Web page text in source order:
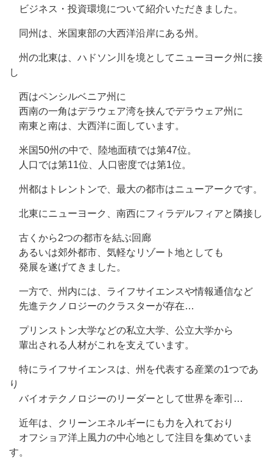
ビジネス・投資環境について紹介いただきました。
同州は、米国東部の大西洋沿岸にある州。
州の北東は、ハドソン川を境としてニューヨーク州に接
し
西はペンシルベニア州に
西南の一角はデラウェア湾を挟んでデラウェア州に
南東と南は、大西洋に面しています。
米国50州の中で、陸地面積では第47位。
人口では第11位、人口密度では第1位。
州都はトレントンで、最大の都市はニューアークです。
北東にニューヨーク、南西にフィラデルフィアと隣接し
古くから2つの都市を結ぶ回廊
あるいは郊外都市、気軽なリゾート地としても
発展を遂げてきました。
一方で、州内には、ライフサイエンスや情報通信など
先進テクノロジーのクラスターが存在…
プリンストン大学などの私立大学、公立大学から
輩出される人材がこれを支えています。
特にライフサイエンスは、州を代表する産業の1つであ
り
バイオテクノロジーのリーダーとして世界を牽引…
近年は、クリーンエネルギーにも力を入れており
オフショア洋上風力の中心地として注目を集めていま
す。